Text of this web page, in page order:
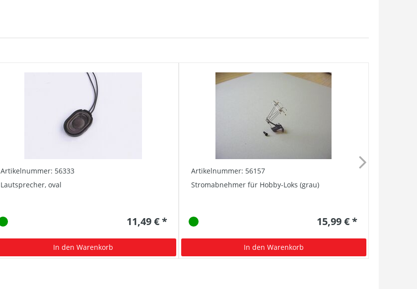
Artikelnummer: 56333
Lautsprecher, oval
11,49 € *
In den Warenkorb
Artikelnummer: 56157
Stromabnehmer für Hobby-Loks (grau)
15,99 € *
In den Warenkorb